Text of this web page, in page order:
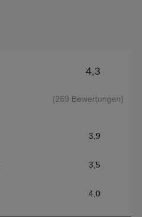
4,3
(269 Bewertungen)
3,9
3,5
4,0